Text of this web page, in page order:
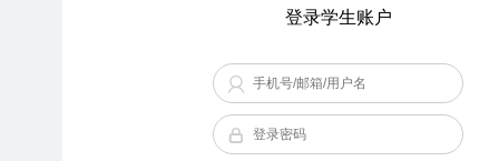
登录学生账户